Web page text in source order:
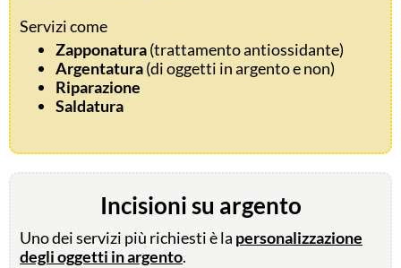
Servizi come
Zapponatura(trattamento antiossidante)
Argentatura(di oggetti in argento e non)
Riparazione
Saldatura
Incisioni su argento
Uno dei servizi più richiesti è la personalizzazione
degli oggetti in argento.